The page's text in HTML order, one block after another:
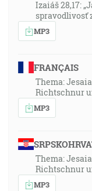
Izaiáš 28,17:
spravodlivosť
MP3
FRANÇAIS
Thema:
Richtschnur
MP3
Thema:
Richtschnur
MP3